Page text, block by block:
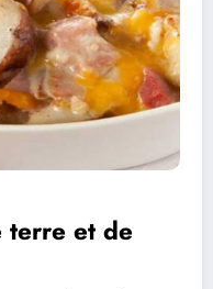
terre et de